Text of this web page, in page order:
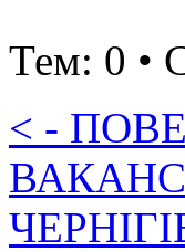
Тем: 0 •
< -